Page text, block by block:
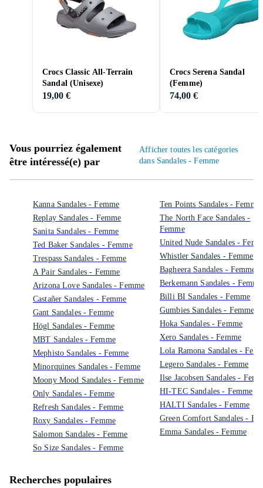
Crocs Classic All-Terrain
Sandal (Unisexe)
19,00 €
Crocs Serena Sandal
(Femme)
74,00 €
Vous pourriez également
être intéressé(e) par
Afficher toutes les catégories
dans Sandales - Femme
Kanna Sandales - Femme
Replay Sandales - Femme
Sanita Sandales - Femme
Ted Baker Sandales - Femme
Trespass Sandales - Femme
A Pair Sandales - Femme
Arizona Love Sandales - Femme
Castañer Sandales - Femme
Gant Sandales - Femme
Högl Sandales - Femme
MBT Sandales - Femme
Mephisto Sandales - Femme
Minorquines Sandales - Femme
Moony Mood Sandales - Femme
Only Sandales - Femme
Refresh Sandales - Femme
Roxy Sandales - Femme
Salomon Sandales - Femme
So Size Sandales - Femme
Ten Points Sandales - Femme
The North Face Sandales -
Femme
United Nude Sandales -
Whistler Sandales - Femme
Bagheera Sandales - Femme
Berkemann Sandales - Femme
Billi BI Sandales - Femme
Gumbies Sandales - Femme
Hoka Sandales - Femme
Xero Sandales - Femme
Lola Ramona Sandales -
Legero Sandales - Femme
Ilse Jacobsen Sandales -
HI-TEC Sandales - Femme
HALTI Sandales - Femme
Green Comfort Sandales -
Emma Sandales - Femme
Recherches populaires